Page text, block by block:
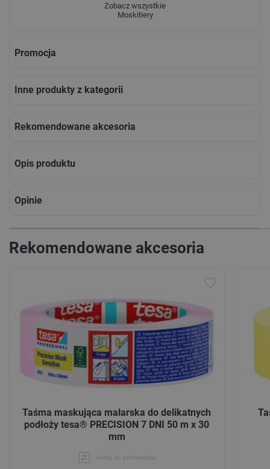
Zobacz wszystkie
Moskitiery
Promocja
Inne produkty z kategorii
Rekomendowane akcesoria
Opis produktu
Opinie
Rekomendowane akcesoria
Taśma maskująca malarska do delikatnych
podłoży tesa® PRECISION 7 DNI 50 m x 30
mm
dodaj do porównania